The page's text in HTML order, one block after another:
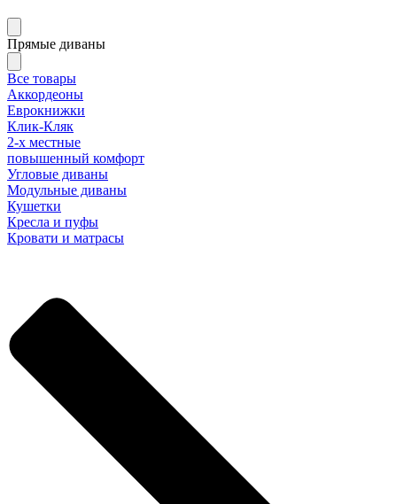
Прямые диваны
Все товары
Аккордеоны
Еврокнижки
Клик-Кляк
2-х местные
повышенный комфорт
Угловые диваны
Модульные диваны
Кушетки
Кресла и пуфы
Кровати и матрасы